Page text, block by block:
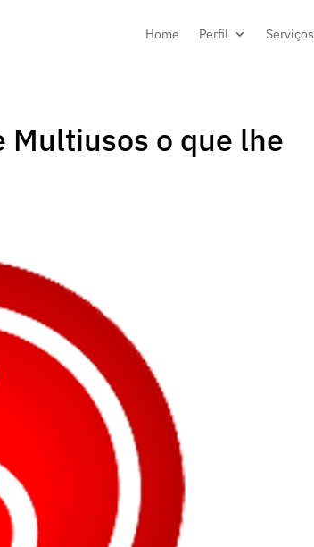
Home Perfil Serviços
Multiusos o que lhe